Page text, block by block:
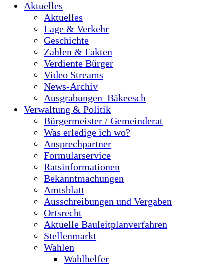
Aktuelles
Aktuelles
Lage & Verkehr
Geschichte
Zahlen & Fakten
Verdiente Bürger
Video Streams
News-Archiv
Ausgrabungen_Bäkeesch
Verwaltung & Politik
Bürgermeister / Gemeinderat
Was erledige ich wo?
Ansprechpartner
Formularservice
Ratsinformationen
Bekanntmachungen
Amtsblatt
Ausschreibungen und Vergaben
Ortsrecht
Aktuelle Bauleitplanverfahren
Stellenmarkt
Wahlen
Wahlhelfer